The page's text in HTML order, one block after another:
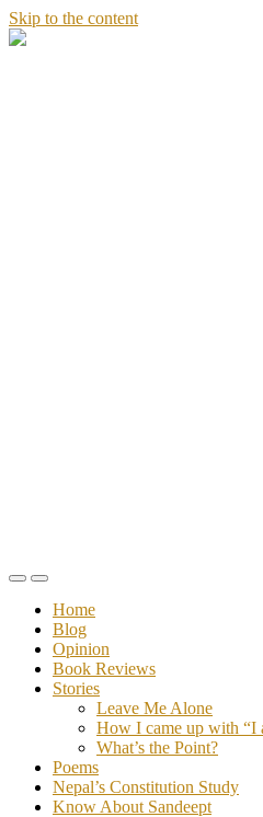
Skip to the content
Stories
Toggle
mobile
menu
Toggle
the
search
field
Home
Blog
Opinion
Book Reviews
Stories
Leave Me Alone
How I came up with “I
What’s the Point?
Poems
Nepal’s Constitution Study
Know About Sandeept